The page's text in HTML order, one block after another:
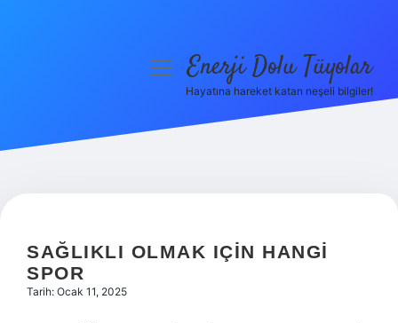
Hakkımızda
menüyüEnerji Dolu Tüyolar
Hayatına hareket katan neşeli bilgiler!
SAĞLIKLI OLMAK IÇIN HANGI
SPOR
Tarih: Ocak 11, 2025